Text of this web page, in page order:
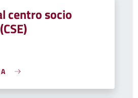
centro socio